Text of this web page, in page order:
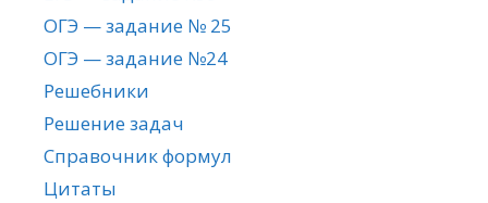
ОГЭ — задание № 25
ОГЭ — задание №24
Решебники
Решение задач
Справочник формул
Цитаты